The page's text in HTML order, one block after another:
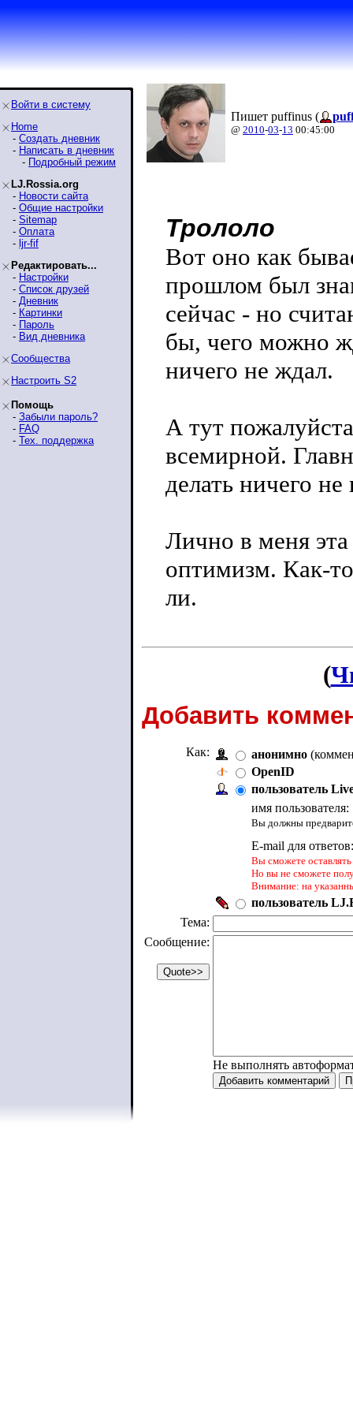
Войти в систему
Home
- Создать дневник
- Написать в дневник
- Подробный режим
LJ.Rossia.org
- Новости сайта
- Общие настройки
- Sitemap
- Оплата
- ljr-fif
Редактировать...
- Настройки
- Список друзей
- Дневник
- Картинки
- Пароль
- Вид дневника
Сообщества
Настроить S2
Помощь
- Забыли пароль?
- FAQ
- Тех. поддержка
Пишет puffinus (
@ 2010-03-13 00:45:00
Трололо
Вот оно как
прошлом был
сейчас - но
бы, чего можно
ничего не ждал.
А тут
всемирной.
делать ничего
Лично в меня эта
оптимизм. Как-
ли.
(
Добавить
Как: анонимно
OpenID
пользователь
имя пользователя:
Вы должны
E-mail для
Вы сможете
Но вы не сможете
Внимание: на
пользователь
Тема:
Сообщение:
Не выполнять